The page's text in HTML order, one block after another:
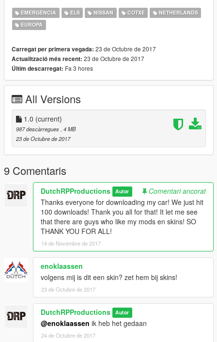
EMERGÈNCIA ELS NISSAN COTXE
NETHERLANDS
EUROPA
Carregat per primera vegada: 23 de Octubre de 2017
Actualització més recent: 23 de Octubre de 2017
Últim descarregat: Fa 3 hores
All Versions
1.0 (current)
987 descàrregues , 4 MB
23 de Octubre de 2017
9 Comentaris
DutchRPProductions Autor
Comentari ancorat
Thanks everyone for downloading my car! We just hit
100 downloads! Thank you all for that! It let me see
that there are guys who like my mods en skins! SO
THANK YOU FOR ALL!
14 de Novembre de 2017
enoklaassen
volgens mij is dit een skin? zet hem bij skins!
23 de Octubre de 2017
DutchRPProductions Autor
@enoklaassen ik heb het gedaan
24 de Octubre de 2017